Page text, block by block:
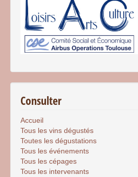
Consulter
Accueil
Tous les vins dégustés
Toutes les dégustations
Tous les événements
Tous les cépages
Tous les intervenants